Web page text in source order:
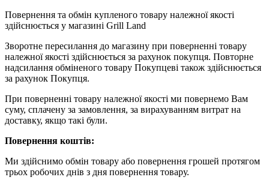
Повернення та обмін купленого товару належної якості
здійснюється у магазині Grill Land
Зворотне пересилання до магазину при поверненні товару
належної якості здійснюється за рахунок покупця. Повторне
надсилання обміненого товару Покупцеві також здійснюється
за рахунок Покупця.
При поверненні товару належної якості ми повернемо Вам
суму, сплачену за замовлення, за вирахуванням витрат на
доставку, якщо такі були.
Повернення коштів:
Ми здійснимо обмін товару або повернення грошей протягом
трьох робочих днів з дня повернення товару.